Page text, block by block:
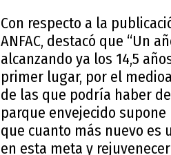
Con respecto a la
ANFAC, destacó que “Un
alcanzando ya los 14,5
primer lugar, por el
de las que podría haber
parque envejecido
que cuanto más nuevo es
en esta meta y